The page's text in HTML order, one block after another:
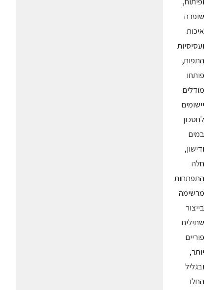
שופרה
איכות
ועסיסיות
התפוח,
פותחו
מודלים
יישומים
לחסכון
במים
ודישון,
חלה
התפתחות
מרשימה
בייצור
שתילים
פוריים
יותר,
ובגליל
החלו